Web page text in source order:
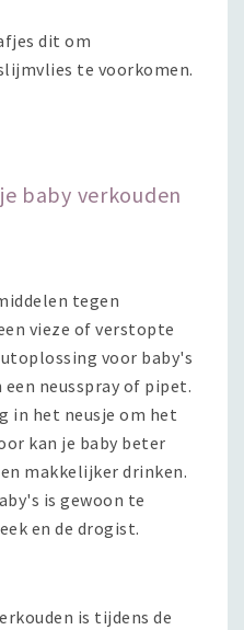
dit om
te voorkomen.
baby verkouden
tegen
vieze of verstopte
voor baby's
neusspray of pipet.
in het neusje om het
kan je baby beter
makkelijker drinken.
is gewoon te
en de drogist.
is tijdens de